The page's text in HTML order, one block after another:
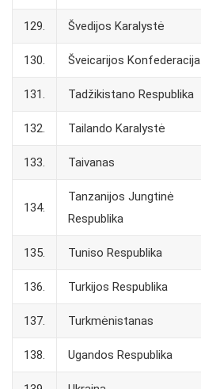
129. Švedijos Karalystė
130. Šveicarijos Konfederacija
131. Tadžikistano Respublika
132. Tailando Karalystė
133. Taivanas
134.
Tanzanijos Jungtinė
Respublika
135. Tuniso Respublika
136. Turkijos Respublika
137. Turkmėnistanas
138. Ugandos Respublika